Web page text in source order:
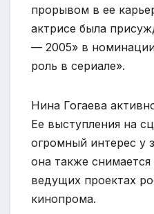
прорывом в ее
актрисе была
— 2005» в
роль в сериале».
Нина Гогаева
Ее выступления на
огромный интерес у
она также
ведущих проектах
кинопрома.